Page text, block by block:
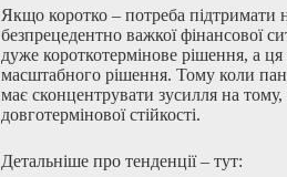
Якщо коротко – потреба підтримати
безпрецедентно важкої фінансової
дуже короткотермінове рішення, а
масштабного рішення. Тому коли
має сконцентрувати зусилля на
довготермінової стійкості.
Детальніше про тенденції – тут: